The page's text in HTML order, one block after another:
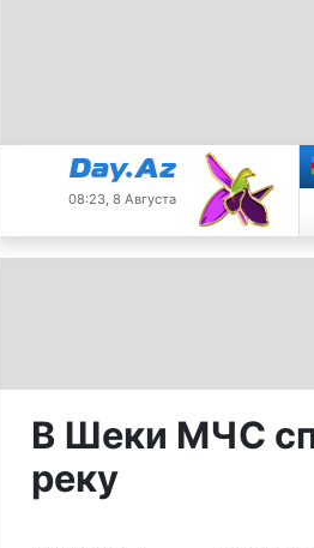
08:23, 8 Августа
В Шеки МЧС
реку